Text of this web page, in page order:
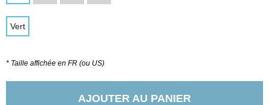
Vert
* Taille affichée en FR (ou US)
AJOUTER AU PANIER